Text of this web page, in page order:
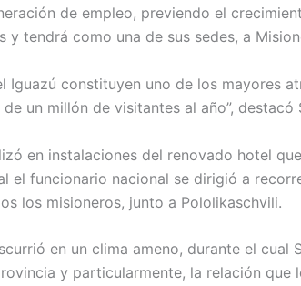
de empleo, previendo el
y tendrá como una de sus sedes, a
Iguazú constituyen uno de los mayores
un millón de visitantes al año”, destacó
en instalaciones del renovado hotel
el funcionario nacional se dirigió a
los misioneros, junto a Pololikaschvili.
en un clima ameno, durante el
y particularmente, la relación que